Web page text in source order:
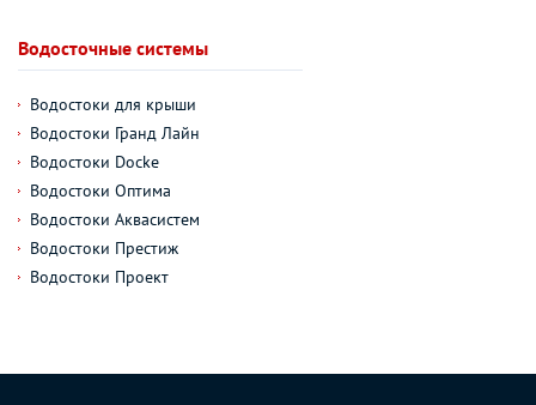
Водосточные системы
Водостоки для крыши
Водостоки Гранд Лайн
Водостоки Docke
Водостоки Оптима
Водостоки Аквасистем
Водостоки Престиж
Водостоки Проект